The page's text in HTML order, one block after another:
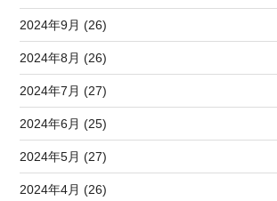
2024年9月 (26)
2024年8月 (26)
2024年7月 (27)
2024年6月 (25)
2024年5月 (27)
2024年4月 (26)